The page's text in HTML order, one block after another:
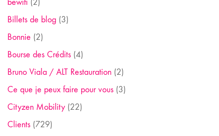
Billets de blog (3)
Bonnie (2)
Bourse des Crédits (4)
Bruno Viala / ALT Restauration (2)
Ce que je peux faire pour vous (3)
Cityzen Mobility (22)
Clients (729)